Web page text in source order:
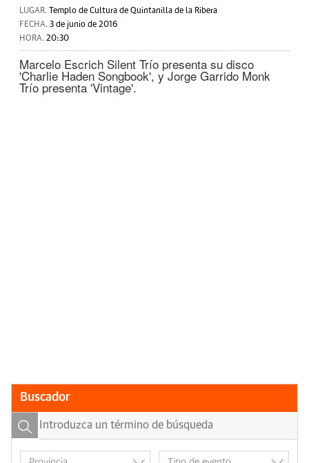
LUGAR.
Templo de Cultura de Quintanilla de la Ribera
FECHA. 3 de junio de 2016
HORA. 20:30
Marcelo Escrich Silent Trío presenta su disco
'Charlie Haden Songbook', y Jorge Garrido Monk
Trío presenta 'Vintage'.
Buscador